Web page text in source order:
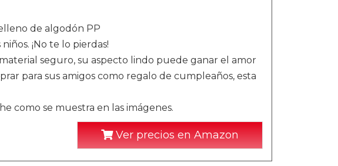
de algodón PP
¡No te lo pierdas!
seguro, su aspecto lindo puede ganar el amor
para sus amigos como regalo de cumpleaños, esta
como se muestra en las imágenes.
Ver precios en Amazon